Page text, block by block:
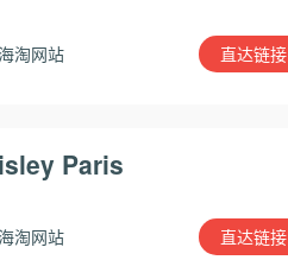
淘网站 直达链接
Paris
淘网站 直达链接